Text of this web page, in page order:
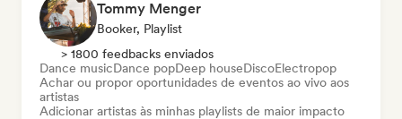
Tommy Menger
Booker, Playlist
> 1800 feedbacks enviados
Dance musicDance popDeep houseDiscoElectropop
Achar ou propor oportunidades de eventos ao vivo aos
artistas
Adicionar artistas às minhas playlists de maior impacto